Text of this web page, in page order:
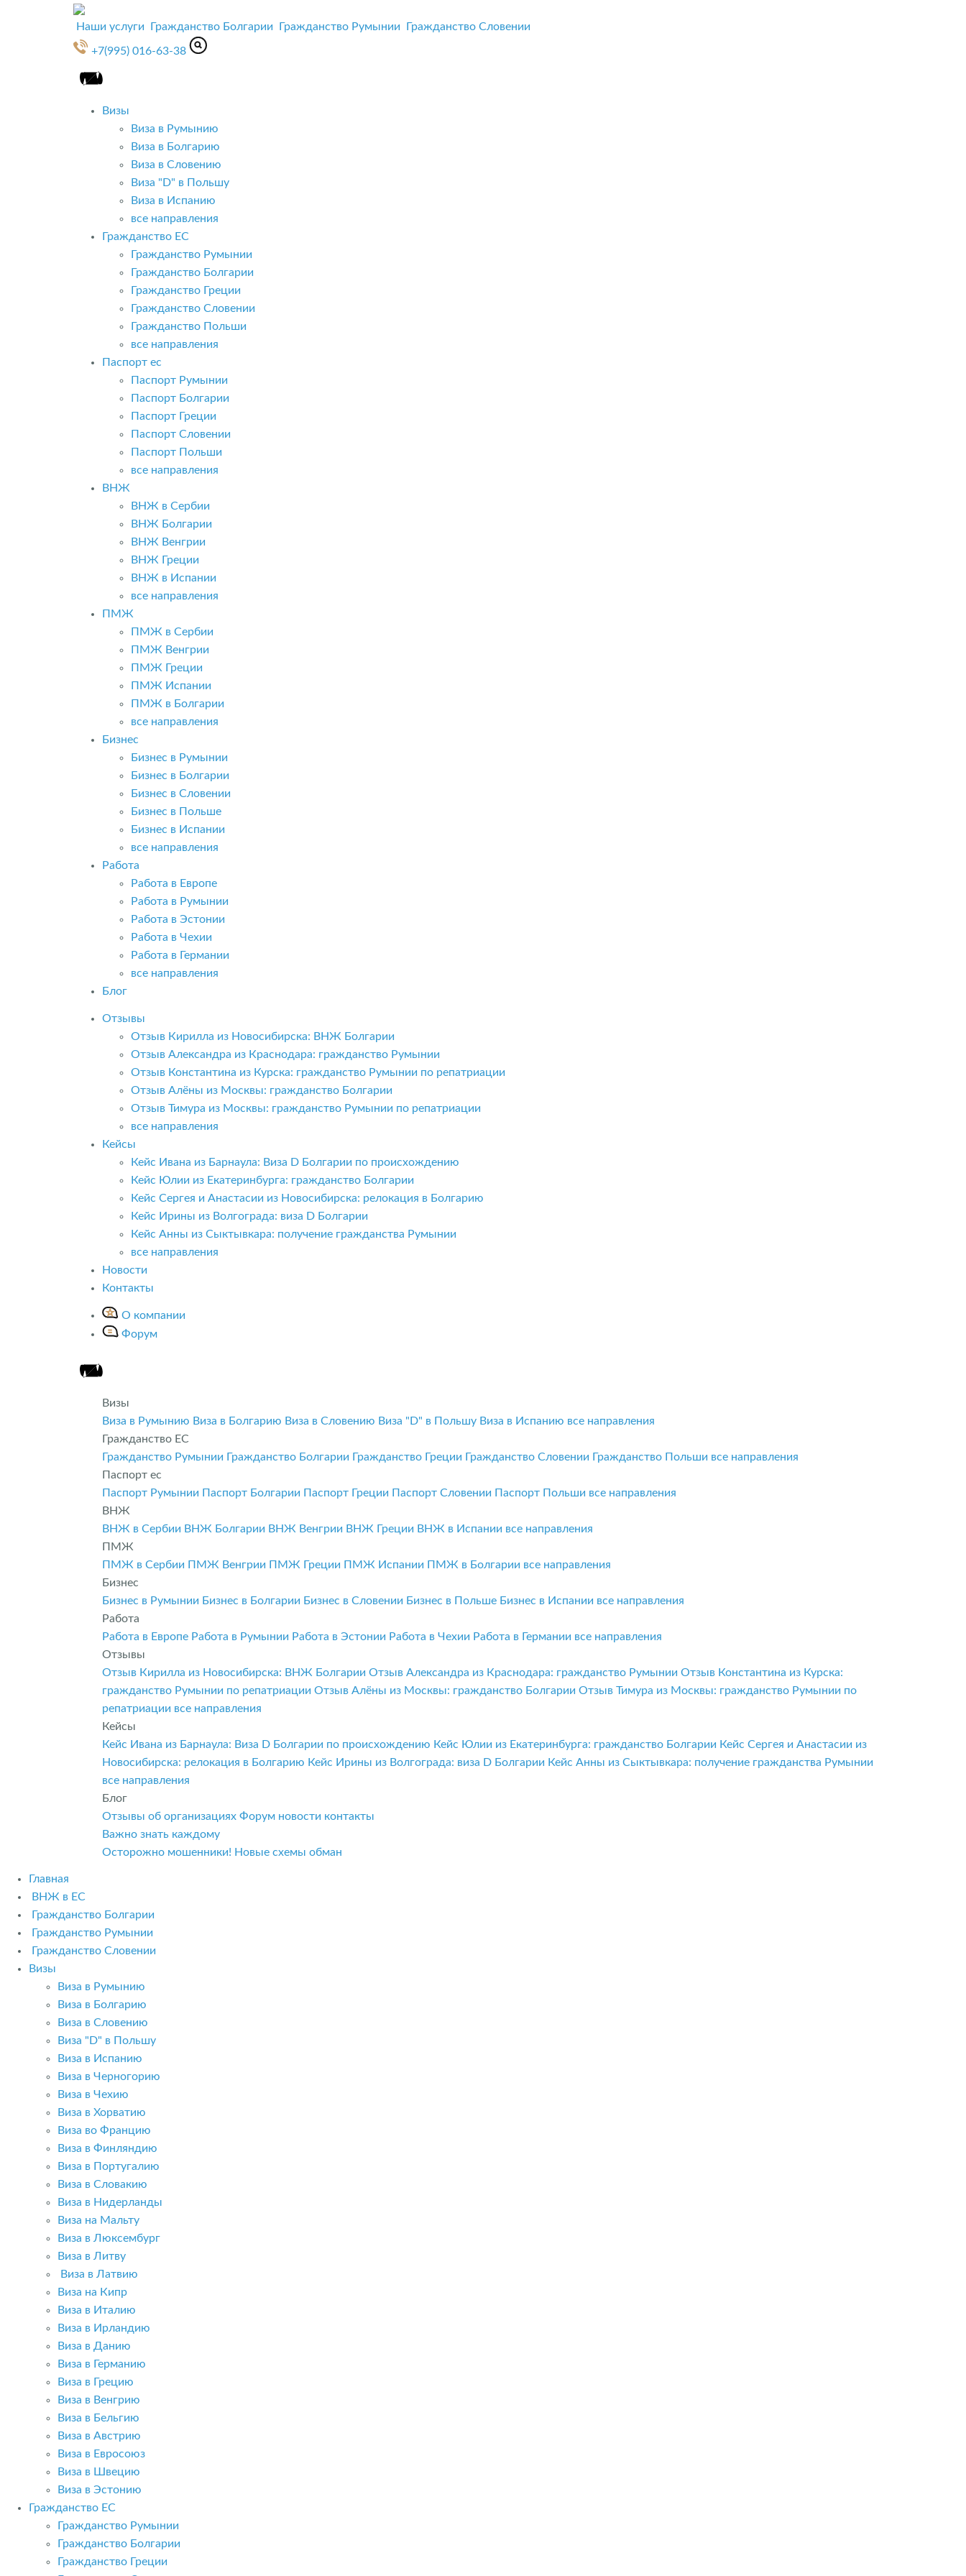
Наши услуги Гражданство Болгарии Гражданство Румынии Гражданство Словении
+7(995) 016-63-38
Визы
Виза в Румынию
Виза в Болгарию
Виза в Словению
Виза "D" в Польшу
Виза в Испанию
все направления
Гражданство ЕС
Гражданство Румынии
Гражданство Болгарии
Гражданство Греции
Гражданство Словении
Гражданство Польши
все направления
Паспорт ес
Паспорт Румынии
Паспорт Болгарии
Паспорт Греции
Паспорт Словении
Паспорт Польши
все направления
ВНЖ
ВНЖ в Сербии
ВНЖ Болгарии
ВНЖ Венгрии
ВНЖ Греции
ВНЖ в Испании
все направления
ПМЖ
ПМЖ в Сербии
ПМЖ Венгрии
ПМЖ Греции
ПМЖ Испании
ПМЖ в Болгарии
все направления
Бизнес
Бизнес в Румынии
Бизнес в Болгарии
Бизнес в Словении
Бизнес в Польше
Бизнес в Испании
все направления
Работа
Работа в Европе
Работа в Румынии
Работа в Эстонии
Работа в Чехии
Работа в Германии
все направления
Блог
Отзывы
Отзыв Кирилла из Новосибирска: ВНЖ Болгарии
Отзыв Александра из Краснодара: гражданство Румынии
Отзыв Константина из Курска: гражданство Румынии по репатриации
Отзыв Алёны из Москвы: гражданство Болгарии
Отзыв Тимура из Москвы: гражданство Румынии по репатриации
все направления
Кейсы
Кейс Ивана из Барнаула: Виза D Болгарии по происхождению
Кейс Юлии из Екатеринбурга: гражданство Болгарии
Кейс Сергея и Анастасии из Новосибирска: релокация в Болгарию
Кейс Ирины из Волгограда: виза D Болгарии
Кейс Анны из Сыктывкара: получение гражданства Румынии
все направления
Новости
Контакты
О компании
Форум
Визы
Виза в Румынию Виза в Болгарию Виза в Словению Виза "D" в Польшу Виза в Испанию все направления
Гражданство ЕС
Гражданство Румынии Гражданство Болгарии Гражданство Греции Гражданство Словении Гражданство Польши все направления
Паспорт ес
Паспорт Румынии Паспорт Болгарии Паспорт Греции Паспорт Словении Паспорт Польши все направления
ВНЖ
ВНЖ в Сербии ВНЖ Болгарии ВНЖ Венгрии ВНЖ Греции ВНЖ в Испании все направления
ПМЖ
ПМЖ в Сербии ПМЖ Венгрии ПМЖ Греции ПМЖ Испании ПМЖ в Болгарии все направления
Бизнес
Бизнес в Румынии Бизнес в Болгарии Бизнес в Словении Бизнес в Польше Бизнес в Испании все направления
Работа
Работа в Европе Работа в Румынии Работа в Эстонии Работа в Чехии Работа в Германии все направления
Отзывы
Отзыв Кирилла из Новосибирска: ВНЖ Болгарии Отзыв Александра из Краснодара: гражданство Румынии Отзыв Константина из Курска:
гражданство Румынии по репатриации Отзыв Алёны из Москвы: гражданство Болгарии Отзыв Тимура из Москвы: гражданство Румынии по
репатриации все направления
Кейсы
Кейс Ивана из Барнаула: Виза D Болгарии по происхождению Кейс Юлии из Екатеринбурга: гражданство Болгарии Кейс Сергея и Анастасии из
Новосибирска: релокация в Болгарию Кейс Ирины из Волгограда: виза D Болгарии Кейс Анны из Сыктывкара: получение гражданства Румынии
все направления
Блог
Отзывы об организациях Форум новости контакты
Важно знать каждому
Осторожно мошенники! Новые схемы обман
Главная
ВНЖ в ЕС
Гражданство Болгарии
Гражданство Румынии
Гражданство Словении
Визы
Виза в Румынию
Виза в Болгарию
Виза в Словению
Виза "D" в Польшу
Виза в Испанию
Виза в Черногорию
Виза в Чехию
Виза в Хорватию
Виза во Францию
Виза в Финляндию
Виза в Португалию
Виза в Словакию
Виза в Нидерланды
Виза на Мальту
Виза в Люксембург
Виза в Литву
Виза в Латвию
Виза на Кипр
Виза в Италию
Виза в Ирландию
Виза в Данию
Виза в Германию
Виза в Грецию
Виза в Венгрию
Виза в Бельгию
Виза в Австрию
Виза в Евросоюз
Виза в Швецию
Виза в Эстонию
Гражданство ЕС
Гражданство Румынии
Гражданство Болгарии
Гражданство Греции